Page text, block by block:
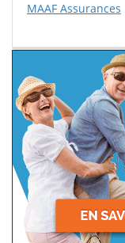
MAAF Assurances